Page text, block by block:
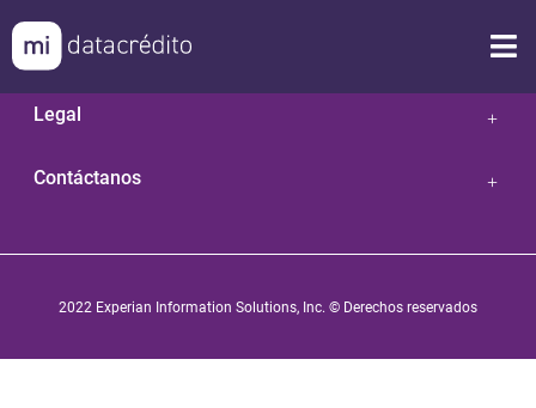
Nuestras Soluciones
Legal
Contáctanos
2022 Experian Information Solutions, Inc. © Derechos reservados